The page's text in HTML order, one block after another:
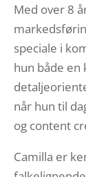
Med over 8
speciale i
hun både en
når hun til
og content
Camilla er